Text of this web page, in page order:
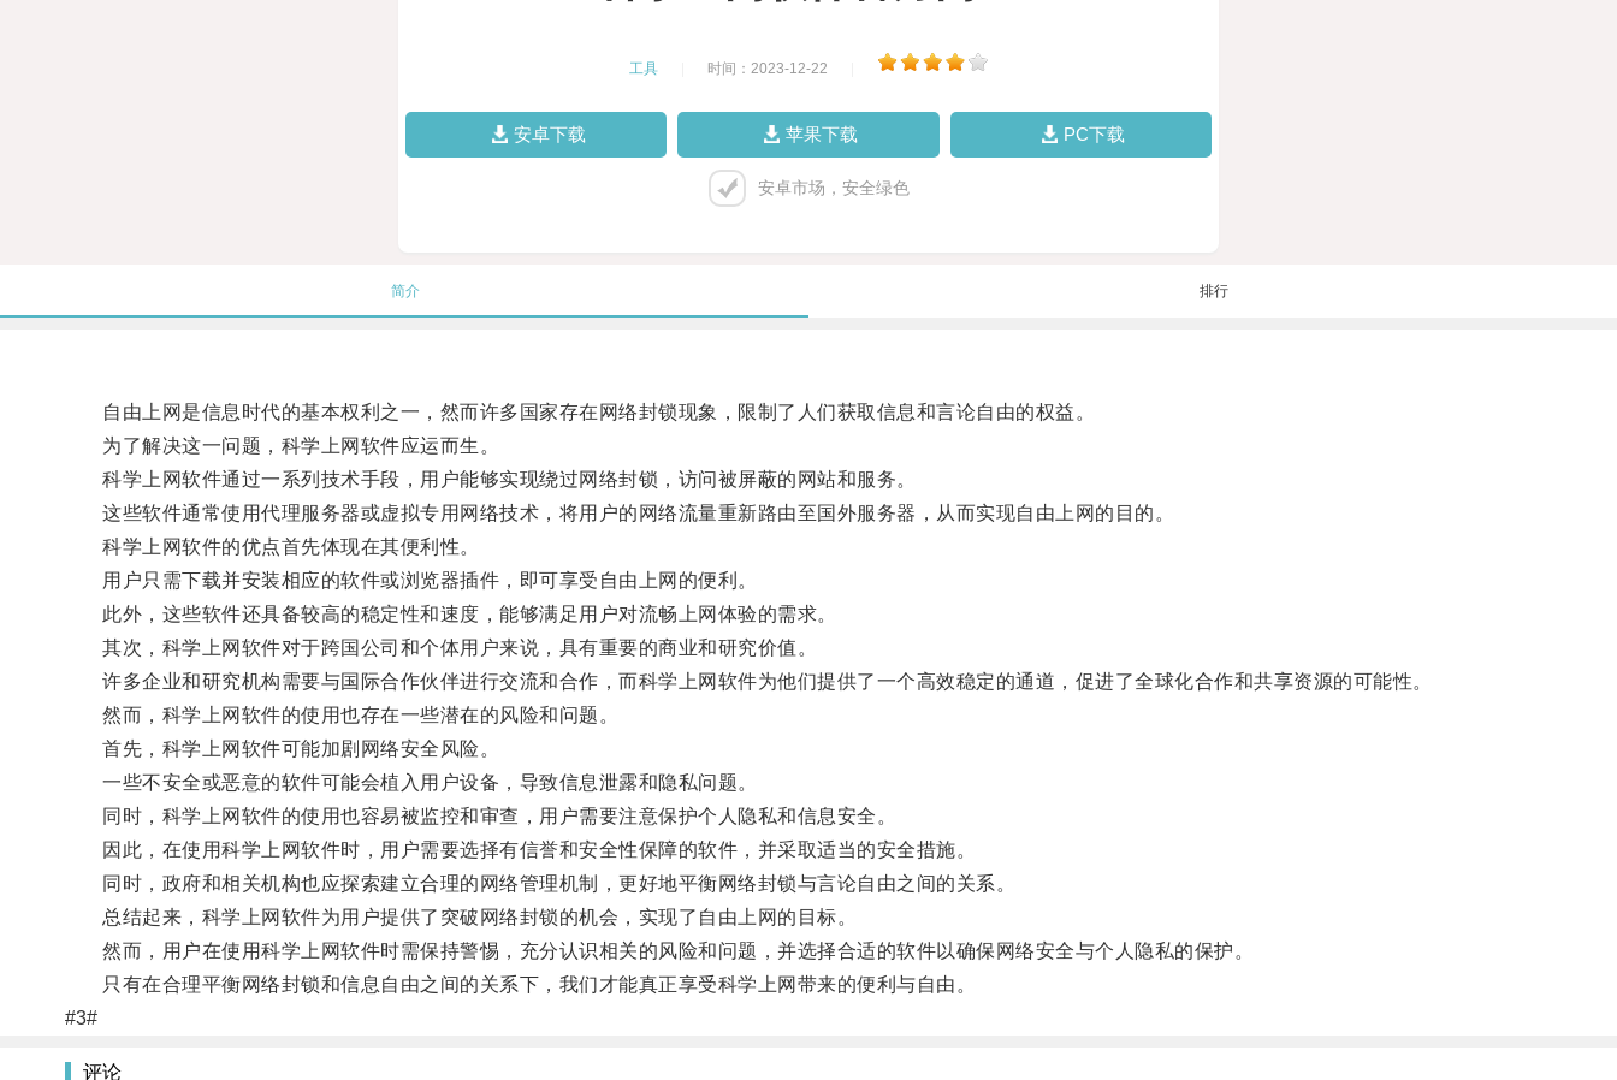
工具 时间：2023-12-22
安卓下载 苹果下载 PC下载
安卓市场，安全绿色
简介 排行
自由上网是信息时代的基本权利之一，然而许多国家存在网络封锁现象，限制了人们获取信息和言论自由的权益。
为了解决这一问题，科学上网软件应运而生。
科学上网软件通过一系列技术手段，用户能够实现绕过网络封锁，访问被屏蔽的网站和服务。
这些软件通常使用代理服务器或虚拟专用网络技术，将用户的网络流量重新路由至国外服务器，从而实现自由上网的目的。
科学上网软件的优点首先体现在其便利性。
用户只需下载并安装相应的软件或浏览器插件，即可享受自由上网的便利。
此外，这些软件还具备较高的稳定性和速度，能够满足用户对流畅上网体验的需求。
其次，科学上网软件对于跨国公司和个体用户来说，具有重要的商业和研究价值。
许多企业和研究机构需要与国际合作伙伴进行交流和合作，而科学上网软件为他们提供了一个高效稳定的通道，促进了全球化合作和共享资源的可能性。
然而，科学上网软件的使用也存在一些潜在的风险和问题。
首先，科学上网软件可能加剧网络安全风险。
一些不安全或恶意的软件可能会植入用户设备，导致信息泄露和隐私问题。
同时，科学上网软件的使用也容易被监控和审查，用户需要注意保护个人隐私和信息安全。
因此，在使用科学上网软件时，用户需要选择有信誉和安全性保障的软件，并采取适当的安全措施。
同时，政府和相关机构也应探索建立合理的网络管理机制，更好地平衡网络封锁与言论自由之间的关系。
总结起来，科学上网软件为用户提供了突破网络封锁的机会，实现了自由上网的目标。
然而，用户在使用科学上网软件时需保持警惕，充分认识相关的风险和问题，并选择合适的软件以确保网络安全与个人隐私的保护。
只有在合理平衡网络封锁和信息自由之间的关系下，我们才能真正享受科学上网带来的便利与自由。
#3#
评论